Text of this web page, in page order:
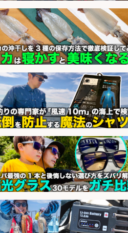
sponsored by 求人ボックス
和食, 日本料理・懐石料理/店長・店
長候補/本物を知る大人の隠れ家!魚
の価値を上げ、地域を元気に!店長候
補募集
会社名 酒場あらかぶ 酒場あらかぶ
sponsored by 求人ボックス
市」「時給1,150円〜」志布志駅か
ら車5分/お魚のカットや商品の陳列
業務/残業少なめ×車通勤OK×時間選
べる/鹿児島県/志布志市
会社名 株式会社ホットスタッフ鹿児島
sponsored by 求人ボックス